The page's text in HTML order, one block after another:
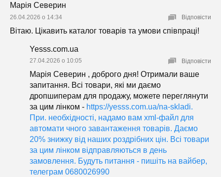
Марія Северин
26.04.2026 о 14:34
Вітаю. Цікавить каталог товарів та умови співпраці!
Відповісти
Yesss.com.ua
27.04.2026 о 10:05
Марія Северин , доброго дня! Отримали ваше
запитання. Всі товари, які ми даємо
дропшиперам для продажу, можете переглянути
за цим лінком - https://yesss.com.ua/na-skladi.
При. необхідності, надамо вам xml-файл для
автомати чного завантаження товарів. Даємо
20% знижку від наших роздрібних цін. Всі товари
за цим лінком відправляються в день
замовлення. Будуть питання - пишіть на вайбер,
телеграм 0680026990
Відповісти